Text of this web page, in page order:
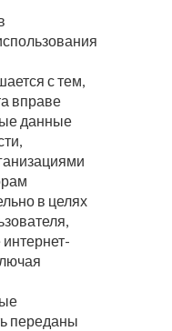
с тем,
вправе
данные
в целях
переданы